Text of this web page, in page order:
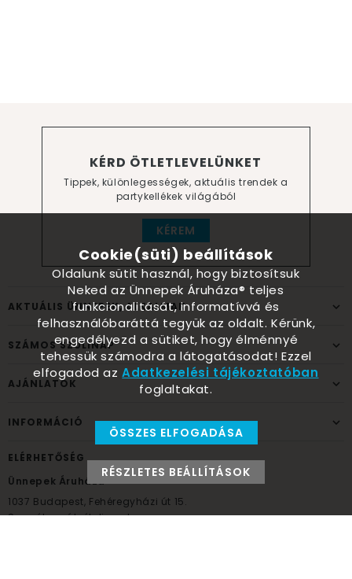
KÉRD ÖTLETLEVELÜNKET
Tippek, különlegességek, aktuális trendek a
partykellékek világából
KÉREM
AKTUÁLIS ÜNNEPEK, ALKALMAK
SZÁMOS SZÜLINAP
AJÁNLATOK
INFORMÁCIÓ
ELÉRHETŐSÉG
Ünnepek Áruháza
1037 Budapest, Fehéregyházi út 15.
Személyes átvételi pont
Cookie(süti) beállítások
Oldalunk sütit használ, hogy biztosítsuk
Neked az Ünnepek Áruháza® teljes
funkcionalitását, informatívvá és
felhasználóbaráttá tegyük az oldalt. Kérünk,
engedélyezd a sütiket, hogy élménnyé
tehessük számodra a látogatásodat! Ezzel
elfogadod azAdatkezelési tájékoztatóban
foglaltakat.
ÖSSZES ELFOGADÁSA
RÉSZLETES BEÁLLÍTÁSOK